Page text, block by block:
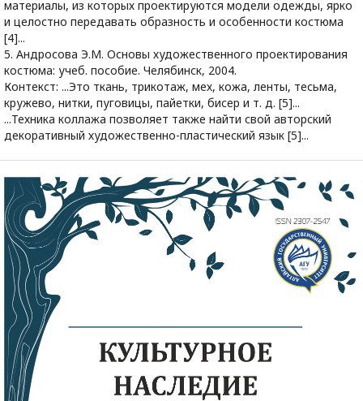
материалы, из которых проектируются модели одежды, ярко
и целостно передавать образность и особенности костюма
[4]...
5. Андросова Э.М. Основы художественного проектирования
костюма: учеб. пособие. Челябинск, 2004.
Контекст: ...Это ткань, трикотаж, мех, кожа, ленты, тесьма,
кружево, нитки, пуговицы, пайетки, бисер и т. д. [5]...
...Техника коллажа позволяет также найти свой авторский
декоративный художественно-пластический язык [5]...